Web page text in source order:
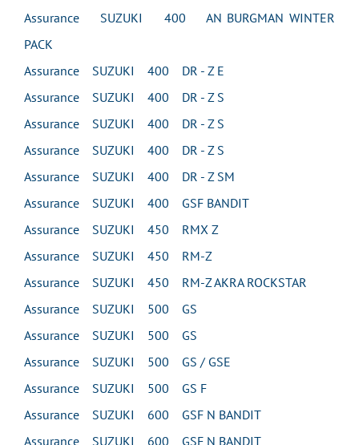
Assurance SUZUKI 400 AN BURGMAN WINTER
PACK
Assurance SUZUKI 400 DR - Z E
Assurance SUZUKI 400 DR - Z S
Assurance SUZUKI 400 DR - Z S
Assurance SUZUKI 400 DR - Z S
Assurance SUZUKI 400 DR - Z SM
Assurance SUZUKI 400 GSF BANDIT
Assurance SUZUKI 450 RMX Z
Assurance SUZUKI 450 RM-Z
Assurance SUZUKI 450 RM-Z AKRA ROCKSTAR
Assurance SUZUKI 500 GS
Assurance SUZUKI 500 GS
Assurance SUZUKI 500 GS / GSE
Assurance SUZUKI 500 GS F
Assurance SUZUKI 600 GSF N BANDIT
Assurance SUZUKI 600 GSF N BANDIT